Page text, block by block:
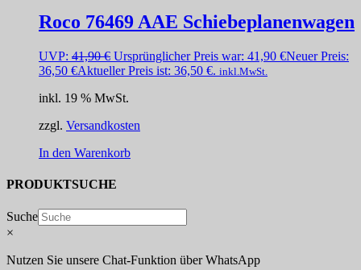
Roco 76469 AAE Schiebeplanenwagen
UVP: 41,90€ Ursprünglicher Preis war: 41,90 €Neuer Preis:
36,50 €Aktueller Preis ist: 36,50 €. inkl.MwSt.
inkl. 19 % MwSt.
zzgl. Versandkosten
In den Warenkorb
PRODUKTSUCHE
Suche
×
Nutzen Sie unsere Chat-Funktion über WhatsApp